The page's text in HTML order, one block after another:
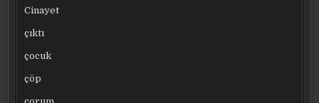
Cinayet
çıktı
çocuk
çöp